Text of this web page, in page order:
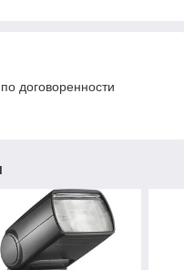
договоренности